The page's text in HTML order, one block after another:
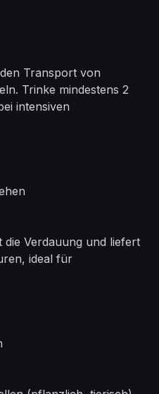
Transport von
Trinke mindestens 2
intensiven
die Verdauung und liefert
ideal für